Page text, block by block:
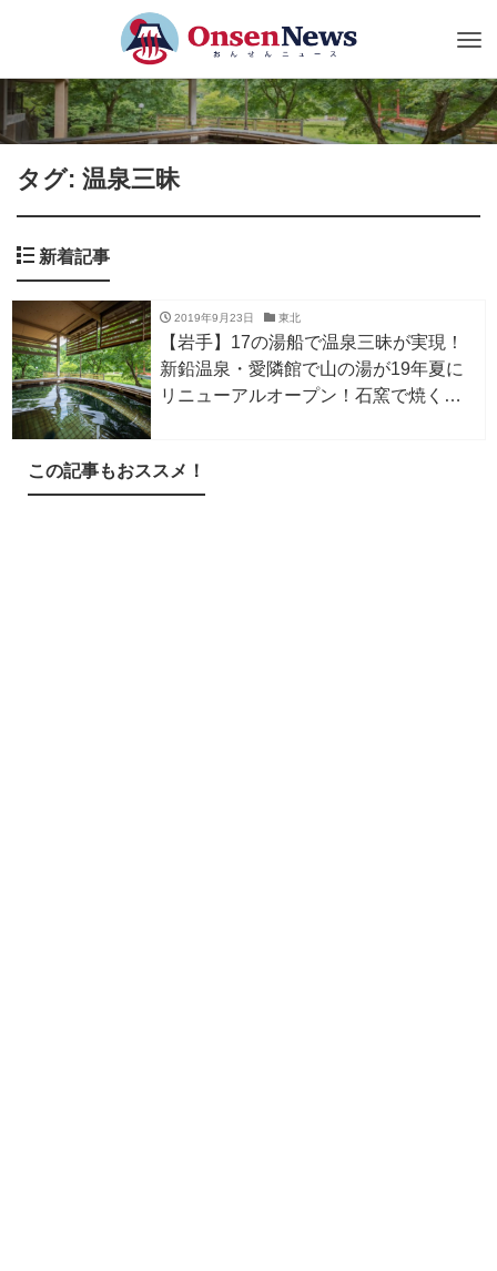
タグ: 温泉三昧
新着記事
2019年9月23日 東北
【岩手】17の湯船で温泉三昧が実現！
新鉛温泉・愛隣館で山の湯が19年夏に
リニューアルオープン！石窯で焼く朝
この記事もおススメ！